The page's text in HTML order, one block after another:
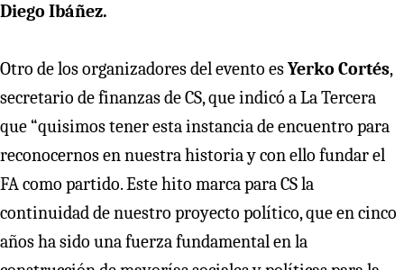
Diego Ibáñez.
Otro de los organizadores del evento esYerko Cortés,
secretario de finanzas de CS, que indicó a La Tercera
que “quisimos tener esta instancia de encuentro para
reconocernos en nuestra historia y con ello fundar el
FA como partido. Este hito marca para CS la
continuidad de nuestro proyecto político, que en cinco
años ha sido una fuerza fundamental en la